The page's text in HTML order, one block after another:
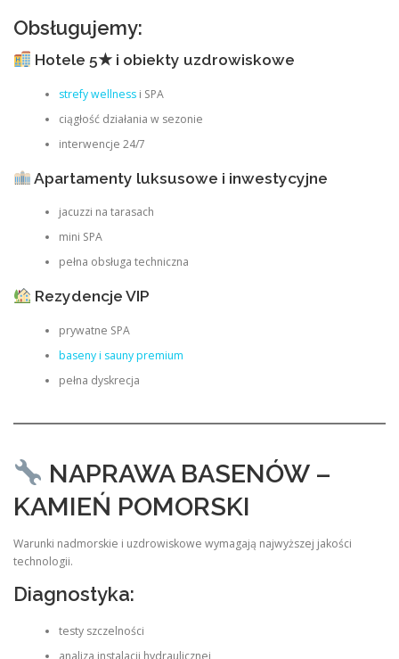
Obsługujemy:
Hotele 5★ i obiekty uzdrowiskowe
strefy wellnessi SPA
ciągłość działania w sezonie
interwencje 24/7
Apartamenty luksusowe i inwestycyjne
jacuzzi na tarasach
mini SPA
pełna obsługa techniczna
Rezydencje VIP
prywatne SPA
baseny i sauny premium
pełna dyskrecja
NAPRAWA BASENÓW –
KAMIEŃ POMORSKI
Warunki nadmorskie i uzdrowiskowe wymagają najwyższej jakości
technologii.
Diagnostyka:
testy szczelności
analiza instalacji hydraulicznej